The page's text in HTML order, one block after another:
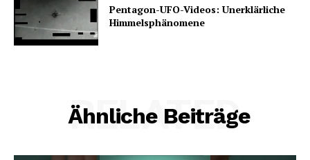
Pentagon-UFO-Videos: Unerklärliche
Himmelsphänomene
Ähnliche Beiträge
RELATED